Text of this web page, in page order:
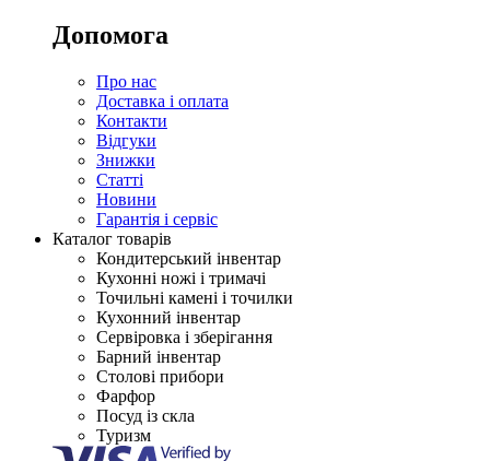
Допомога
Про нас
Доставка і оплата
Контакти
Відгуки
Знижки
Статті
Новини
Гарантія і сервіс
Каталог товарів
Кондитерський інвентар
Кухонні ножі і тримачі
Точильні камені і точилки
Кухонний інвентар
Сервіровка і зберігання
Барний інвентар
Столові прибори
Фарфор
Посуд із скла
Туризм